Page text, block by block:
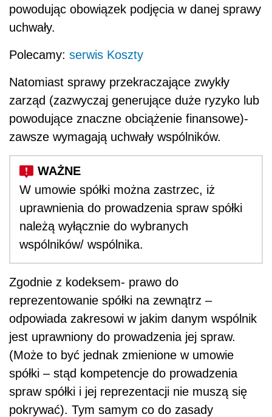
powodując obowiązek podjęcia w danej sprawy
uchwały.
Polecamy: serwis Koszty
Natomiast sprawy przekraczające zwykły
zarząd (zazwyczaj generujące duże ryzyko lub
powodujące znaczne obciążenie finansowe)-
zawsze wymagają uchwały wspólników.
W umowie spółki można zastrzec, iż
uprawnienia do prowadzenia spraw spółki
należą wyłącznie do wybranych
wspólników/ wspólnika.
Zgodnie z kodeksem- prawo do
reprezentowanie spółki na zewnątrz –
odpowiada zakresowi w jakim danym wspólnik
jest uprawniony do prowadzenia jej spraw.
(Może to być jednak zmienione w umowie
spółki – stąd kompetencje do prowadzenia
spraw spółki i jej reprezentacji nie muszą się
pokrywać). Tym samym co do zasady